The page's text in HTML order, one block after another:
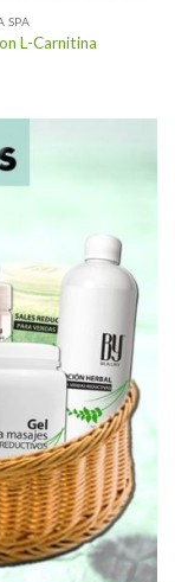
SPA
L-Carnitina